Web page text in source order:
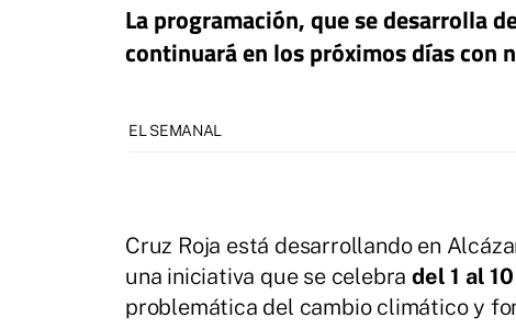
La programación, que se desarrolla
continuará en los próximos días con
EL SEMANAL
Cruz Roja está desarrollando en
una iniciativa que se celebradel 1 al
problemática del cambio climático y